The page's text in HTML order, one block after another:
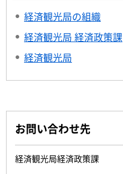
経済観光局の組織
経済観光局 経済政策課
経済観光局
お問い合わせ先
経済観光局経済政策課